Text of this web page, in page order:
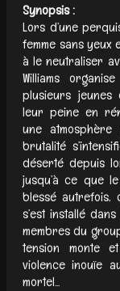
Synopsis :
Lors d’une
femme sans
à le neutraliser
Williams
plusieurs
leur peine en
une
brutalité
déserté depuis
jusqu’à ce que
blessé autrefois,
s’est installé
membres du
tension monte
violence inouïe
mortel...